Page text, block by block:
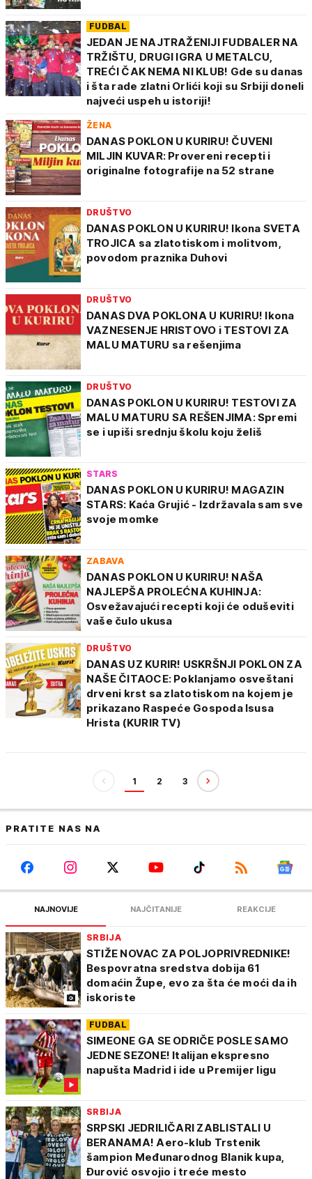
FUDBAL
JEDAN JE NAJTRAŽENIJI FUDBALER NA
TRŽIŠTU, DRUGI IGRA U METALCU,
TREĆI ČAK NEMA NI KLUB! Gde su danas
i šta rade zlatni Orlići koji su Srbiji doneli
najveći uspeh u istoriji!
ŽENA
DANAS POKLON U KURIRU! ČUVENI
MILJIN KUVAR: Provereni recepti i
originalne fotografije na 52 strane
DRUŠTVO
DANAS POKLON U KURIRU! Ikona SVETA
TROJICA sa zlatotiskom i molitvom,
povodom praznika Duhovi
DRUŠTVO
DANAS DVA POKLONA U KURIRU! Ikona
VAZNESENJE HRISTOVO i TESTOVI ZA
MALU MATURU sa rešenjima
DRUŠTVO
DANAS POKLON U KURIRU! TESTOVI ZA
MALU MATURU SA REŠENJIMA: Spremi
se i upiši srednju školu koju želiš
STARS
DANAS POKLON U KURIRU! MAGAZIN
STARS: Kaća Grujić - Izdržavala sam sve
svoje momke
ZABAVA
DANAS POKLON U KURIRU! NAŠA
NAJLEPŠA PROLEĆNA KUHINJA:
Osvežavajući recepti koji će oduševiti
vaše čulo ukusa
DRUŠTVO
DANAS UZ KURIR! USKRŠNJI POKLON ZA
NAŠE ČITAOCE: Poklanjamo osveštani
drveni krst sa zlatotiskom na kojem je
prikazano Raspeće Gospoda Isusa
Hrista (KURIR TV)
1 2 3
PRATITE NAS NA
NAJNOVIJE NAJČITANIJE REAKCIJE
SRBIJA
STIŽE NOVAC ZA POLJOPRIVREDNIKE!
Bespovratna sredstva dobija 61
domaćin Župe, evo za šta će moći da ih
iskoriste
FUDBAL
SIMEONE GA SE ODRIČE POSLE SAMO
JEDNE SEZONE! Italijan ekspresno
napušta Madrid i ide u Premijer ligu
SRBIJA
SRPSKI JEDRILIČARI ZABLISTALI U
BERANAMA! Aero-klub Trstenik
šampion Međunarodnog Blanik kupa,
Đurović osvojio i treće mesto